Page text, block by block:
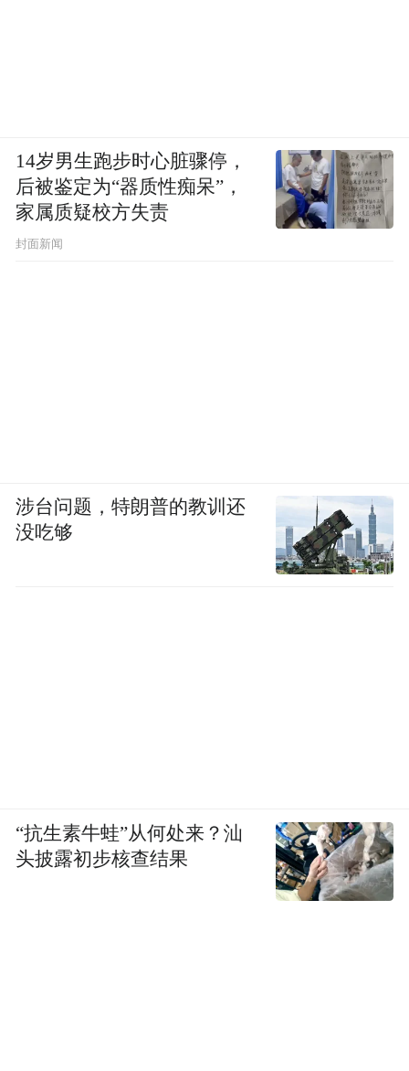
14岁男生跑步时心脏骤停，
后被鉴定为“器质性痴呆”，
家属质疑校方失责
封面新闻
涉台问题，特朗普的教训还
没吃够
“抗生素牛蛙”从何处来？汕
头披露初步核查结果